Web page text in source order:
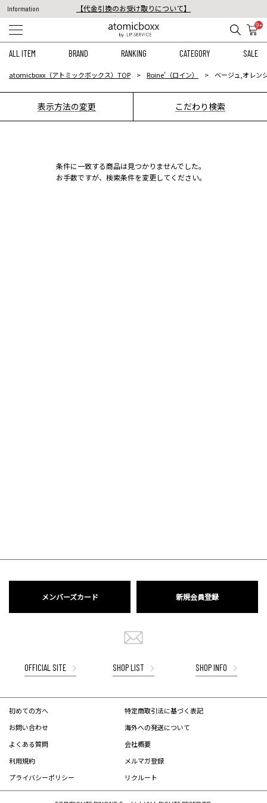
Information
【代金引換のお受け取りについて】
税込11,000円以上のご注文で送料無料！
9+
ALL ITEM BRAND RANKING CATEGORY SALE
atomicboxx（アトミックボックス）TOP Roine'（ロイン） ベージュ,オレン
表示方法の変更 こだわり検索
条件に一致する商品は見つかりませんでした。
お手数ですが、検索条件を変更してください。
メンバーズカード 新規会員登録
OFFICIAL SITE SHOP LIST SHOP INFO
初めての方へ
お問い合わせ
よくある質問
利用規約
プライバシーポリシー
特定商取引法に基づく表記
海外への発送について
会社概要
メルマガ登録
リクルート